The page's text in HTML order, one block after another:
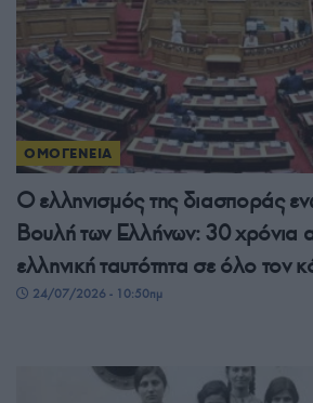
ΟΜΟΓΕΝΕΙΑ
Ο ελληνισμός της διασποράς
Βουλή των Ελλήνων: 30 χρόνια
ελληνική ταυτότητα σε όλο τον
24/07/2026 - 10:50πμ